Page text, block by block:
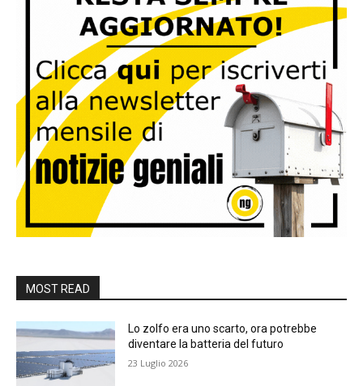
MOST READ
Lo zolfo era uno scarto, ora potrebbe
diventare la batteria del futuro
23 Luglio 2026